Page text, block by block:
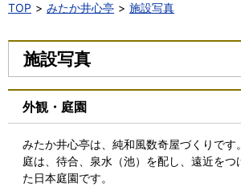
TOP みたか井心亭 施設写真
施設写真
外観・庭園
みたか井心亭は、純和風数奇屋づくりです。
庭は、待合、泉水（池）を配し、遠近をつ
た日本庭園です。